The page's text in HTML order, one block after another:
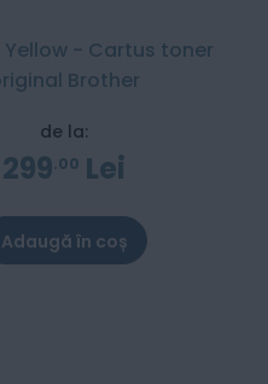
Yellow - Cartus toner
Brother
de la:
299 00 Lei
Adaugă în coș